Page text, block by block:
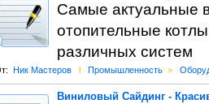
Самые актуальные
отопительные
различных систем
Ник Мастеров l Промышленность >
Виниловый Сайдинг -